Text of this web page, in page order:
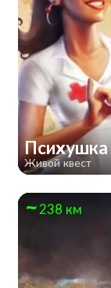
Психушка
Живой квест
238 км